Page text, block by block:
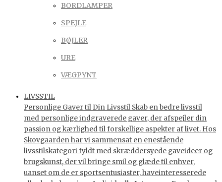
BORDLAMPER
SPEJLE
BØJLER
URE
VÆGPYNT
LIVSSTIL
Personlige Gaver til Din Livsstil Skab en bedre livsstil
med personlige indgraverede gaver, der afspejler din
passion og kærlighed til forskellige aspekter af livet. Hos
Skovgaarden har vi sammensat en enestående
livsstilskategori fyldt med skræddersyede gaveideer og
brugskunst, der vil bringe smil og glæde til enhver,
uanset om de er sportsentusiaster, haveinteresserede